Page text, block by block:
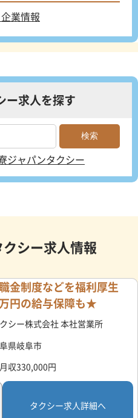
業情報
ー求人を探す
ジャパンタクシー
シー求人情報
金制度などを福利厚生
円の給与保障も★
シー株式会社 本社営業所
県岐阜市
収330,000円
タクシー求人詳細へ